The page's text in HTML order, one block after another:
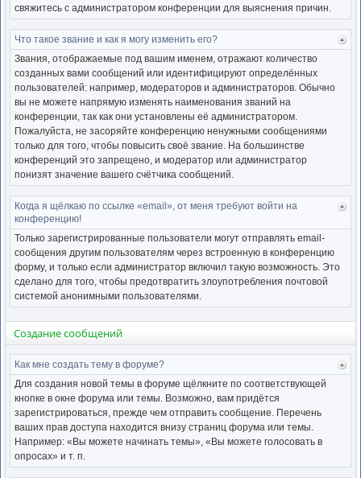
свяжитесь с администратором конференции для выяснения причин.
Что такое звание и как я могу изменить его?
Звания, отображаемые под вашим именем, отражают количество
созданных вами сообщений или идентифицируют определённых
пользователей: например, модераторов и администраторов. Обычно
вы не можете напрямую изменять наименования званий на
конференции, так как они установлены её администратором.
Пожалуйста, не засоряйте конференцию ненужными сообщениями
только для того, чтобы повысить своё звание. На большинстве
конференций это запрещено, и модератор или администратор
понизят значение вашего счётчика сообщений.
Когда я щёлкаю по ссылке «email», от меня требуют войти на
конференцию!
Только зарегистрированные пользователи могут отправлять email-
сообщения другим пользователям через встроенную в конференцию
форму, и только если администратор включил такую возможность. Это
сделано для того, чтобы предотвратить злоупотребления почтовой
системой анонимными пользователями.
Создание сообщений
Как мне создать тему в форуме?
Для создания новой темы в форуме щёлкните по соответствующей
кнопке в окне форума или темы. Возможно, вам придётся
зарегистрироваться, прежде чем отправить сообщение. Перечень
ваших прав доступа находится внизу страниц форума или темы.
Например: «Вы можете начинать темы», «Вы можете голосовать в
опросах» и т. п.